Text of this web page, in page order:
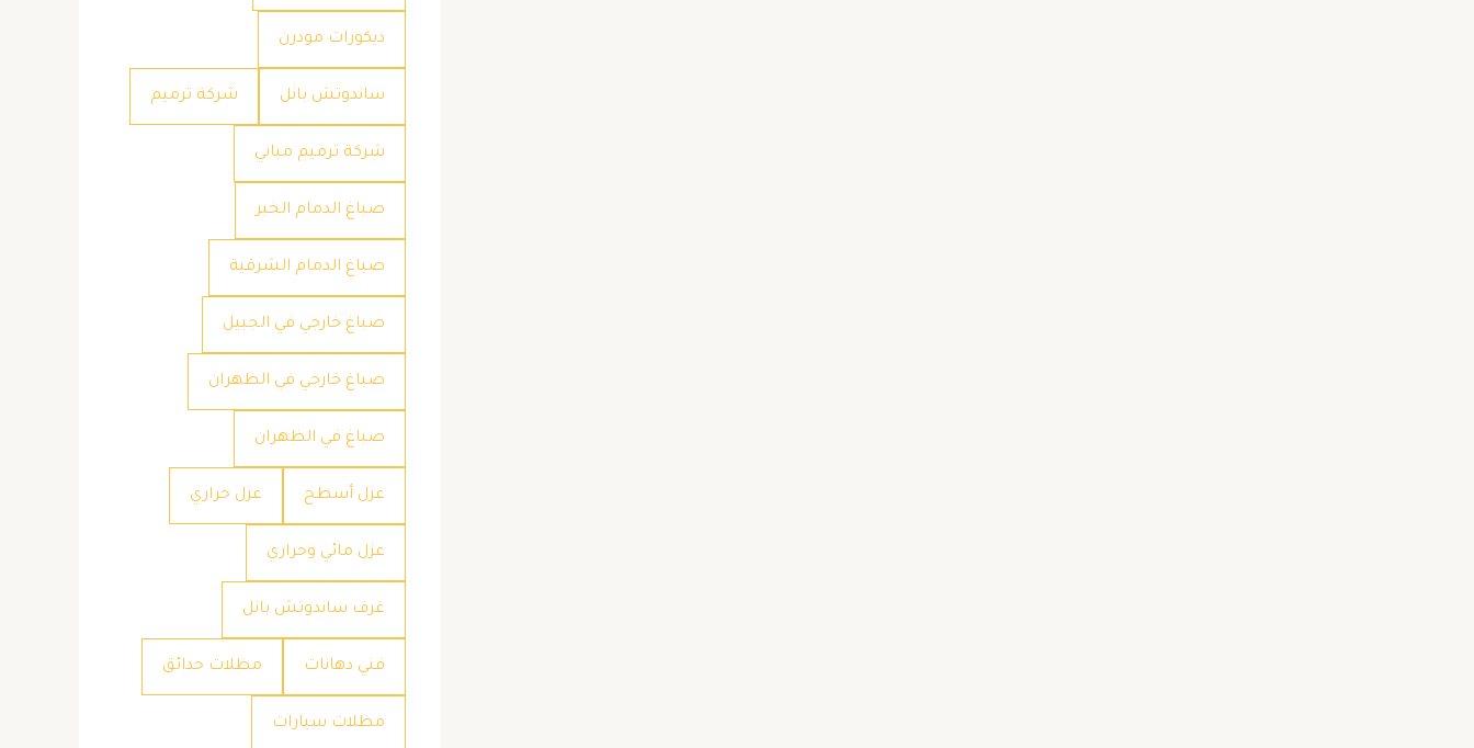
ديكورات مودرن
ساندوتش بانل شركة ترميم
شركة ترميم مباني
صباغ الدمام الخبر
صباغ الدمام الشرقية
صباغ خارجي في الجبيل
صباغ خارجي في الظهران
صباغ في الظهران
عزل أسطح عزل حراري
عزل مائي وحراري
غرف ساندوتش بانل
فني دهانات مظلات حدائق
مظلات سيارات